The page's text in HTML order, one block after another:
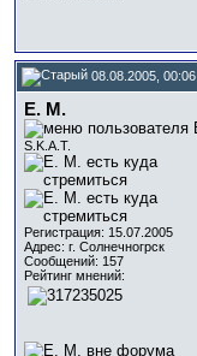
08.08.2005, 00:06
E. M.
S.K.A.T.
Регистрация: 15.07.2005
Адрес: г. Солнечногрск
Сообщений: 157
Рейтинг мнений: